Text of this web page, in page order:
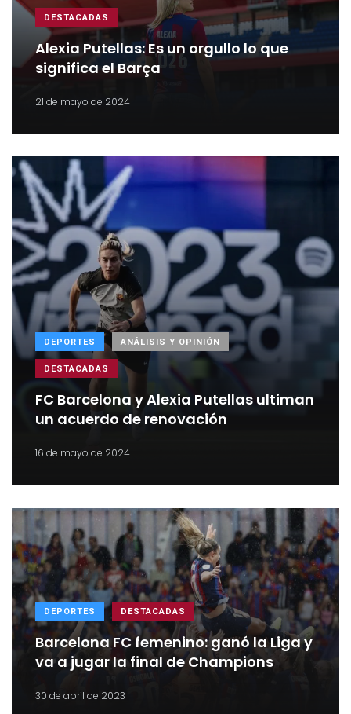
DESTACADAS
Alexia Putellas: Es un orgullo lo que
significa el Barça
21 de mayo de 2024
DEPORTES ANÁLISIS Y OPINIÓN
DESTACADAS
FC Barcelona y Alexia Putellas ultiman
un acuerdo de renovación
16 de mayo de 2024
DEPORTES DESTACADAS
Barcelona FC femenino: ganó la Liga y
va a jugar la final de Champions
30 de abril de 2023